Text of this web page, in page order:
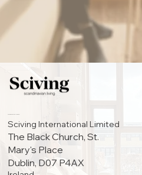
HOVEDKONTOR:
Sciving International Limited
The Black Church, St.
Mary's Place
Dublin, D07 P4AX